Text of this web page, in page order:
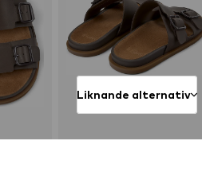
Liknande alternativ